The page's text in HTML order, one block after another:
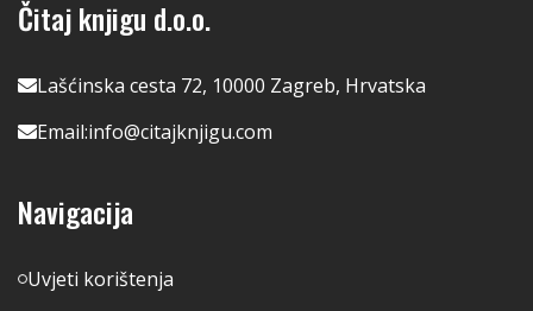
Čitaj knjigu d.o.o.
Lašćinska cesta 72, 10000 Zagreb, Hrvatska
Email:info@citajknjigu.com
Navigacija
Uvjeti korištenja